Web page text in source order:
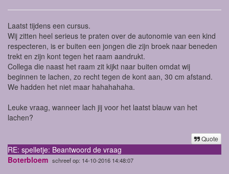
Laatst tijdens een cursus.
Wij zitten heel serieus te praten over de autonomie van een kind
respecteren, is er buiten een jongen die zijn broek naar beneden
trekt en zijn kont tegen het raam aandrukt.
Collega die naast het raam zit kijkt naar buiten omdat wij
beginnen te lachen, zo recht tegen de kont aan, 30 cm afstand.
We hadden het niet maar hahahahaha.
Leuke vraag, wanneer lach jij voor het laatst blauw van het
lachen?
Quote
RE: spelletje: Beantwoord de vraag
Boterbloem schreef op: 14-10-2016 14:48:07